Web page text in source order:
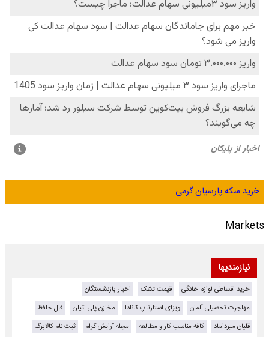
خرید سکه پارسیان گرمی
Markets
نیازمندیها
خرید اقساطی لوازم خانگی قیمت تشک
اخبار بازنشستگان
مهاجرت تحصیلی آلمان
ویزای استارتاپ کانادا مخازن پلی اتیلن
فال حافظ
قلیان میرداماد
کافه مناسب کار و مطالعه مجله آرایش گرام ثبت نام کالابرگ